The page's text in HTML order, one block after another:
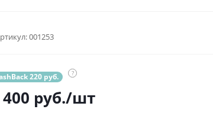
001253
220 руб. ?
руб./шт